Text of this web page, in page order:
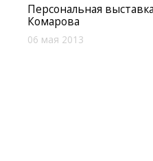
Персональная
Комарова
06 мая 2013